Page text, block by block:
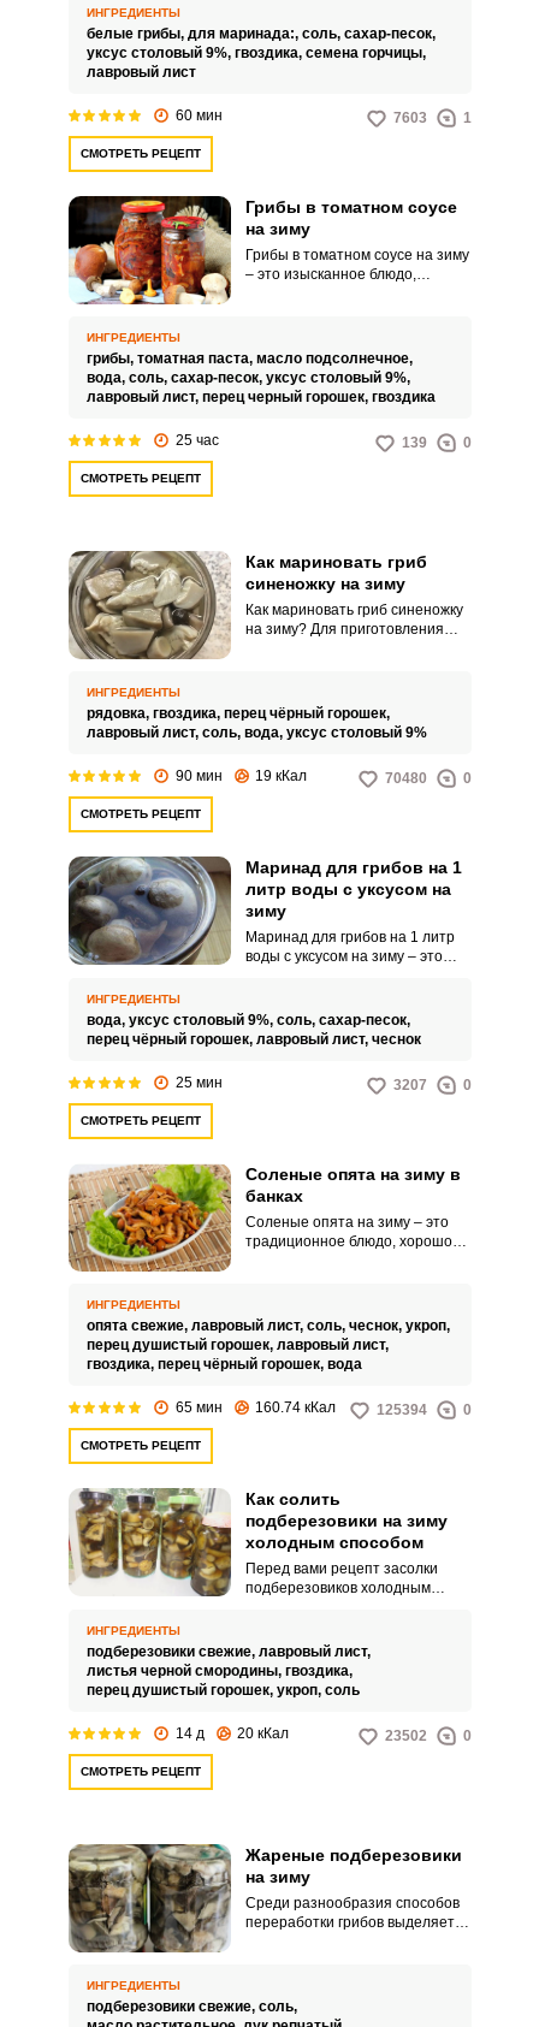
особенно хороши для супов,
слоеных салатов и других блюд,
ИНГРЕДИЕНТЫ
белые грибы, для маринада:, соль, сахар-песок,
уксус столовый 9%, гвоздика, семена горчицы,
лавровый лист
60 мин 7603 1
СМОТРЕТЬ РЕЦЕПТ
Грибы в томатном соусе
на зиму
Грибы в томатном соусе на зиму
– это изысканное блюдо,
маринованные в насыщенном
томатном соусе с чесноком и
специями, станут настоящим
украшением вашего стола.
ИНГРЕДИЕНТЫ
грибы, томатная паста, масло подсолнечное,
вода, соль, сахар-песок, уксус столовый 9%,
лавровый лист, перец черный горошек, гвоздика
25 час 139 0
СМОТРЕТЬ РЕЦЕПТ
Как мариновать гриб
синеножку на зиму
Как мариновать гриб синеножку
на зиму? Для приготовления
Синеножки получаются
ароматными, хрустящими и
очень вкусными.
ИНГРЕДИЕНТЫ
рядовка, гвоздика, перец чёрный горошек,
лавровый лист, соль, вода, уксус столовый 9%
90 мин 19 кКал 70480 0
СМОТРЕТЬ РЕЦЕПТ
Маринад для грибов на 1
литр воды с уксусом на
зиму
Маринад для грибов на 1 литр
воды с уксусом на зиму – это
засолки и сохранения грибов на
длительное время, обычно на
различных ароматических
ИНГРЕДИЕНТЫ
вода, уксус столовый 9%, соль, сахар-песок,
перец чёрный горошек, лавровый лист, чеснок
25 мин 3207 0
СМОТРЕТЬ РЕЦЕПТ
Соленые опята на зиму в
банках
Соленые опята на зиму – это
традиционное блюдо, хорошо
закуски.Опята, как и иные виды
грибов – отличный источник
белка и аминокислот. Низкое
содержание калорий в них
усвояемостью, поэтому
ИНГРЕДИЕНТЫ
опята свежие, лавровый лист, соль, чеснок, укроп,
перец душистый горошек, лавровый лист,
гвоздика, перец чёрный горошек, вода
65 мин 160.74 кКал 125394 0
СМОТРЕТЬ РЕЦЕПТ
Как солить
подберезовики на зиму
холодным способом
Перед вами рецепт засолки
подберезовиков холодным
длительным и трудоемким.
ИНГРЕДИЕНТЫ
подберезовики свежие, лавровый лист,
листья черной смородины, гвоздика,
перец душистый горошек, укроп, соль
14 д 20 кКал 23502 0
СМОТРЕТЬ РЕЦЕПТ
Жареные подберезовики
на зиму
Среди разнообразия способов
переработки грибов выделяется
ИНГРЕДИЕНТЫ
подберезовики свежие, соль,
Запомнить меня
ЕЩЕ НЕ ЗАРЕГИСТРИРОВАННЫ?
Забыли пароль?